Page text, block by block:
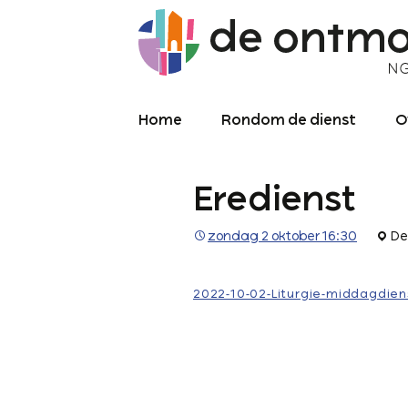
Home Rondom de dienst
Meekijken/luisteren
Over de kerkdienst
Archief liturgie
Diensten
Eredienst
zondag 2 oktober 16:30
2022-10-02-Liturgie-